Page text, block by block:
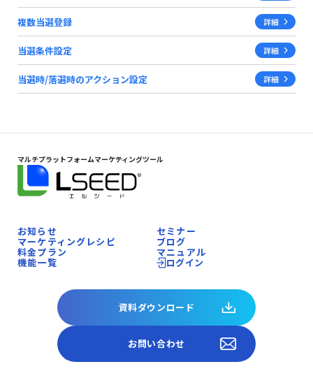
複数当選登録 詳細
当選条件設定 詳細
当選時/落選時のアクション設定 詳細
マルチプラットフォームマーケティングツール
お知らせ セミナー
マーケティングレシピ ブログ
料金プラン マニュアル
機能一覧 ログイン
資料ダウンロード
お問い合わせ